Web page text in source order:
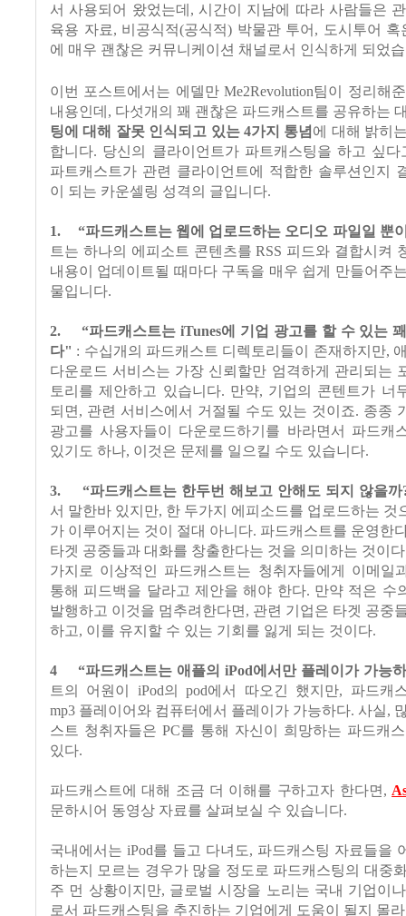
서 사용되어 왔었는데, 시간이 지남에 따라 사람들은
육용 자료, 비공식적(공식적) 박물관 투어, 도시투어
에 매우 괜찮은 커뮤니케이션 채널로서 인식하게 되었
이번 포스트에서는 에델만 Me2Revolution팀이 정리해
내용인데, 다섯개의 꽤 괜찮은 파드캐스트를 공유하는
팅에 대해 잘못 인식되고 있는 4가지 통념 에 대해 밝히
합니다. 당신의 클라이언트가 파트캐스팅을 하고 싶
파트캐스트가 관련 클라이언트에 적합한 솔루션인지
이 되는 카운셀링 성격의 글입니다.
1.
“파드캐스트는 웹에 업로드하는 오디오 파일일 뿐
트는 하나의 에피소트 콘텐츠를 RSS 피드와 결합시켜
내용이 업데이트될 때마다 구독을 매우 쉽게 만들어주
물입니다.
2.
“파드캐스트는 iTunes에 기업 광고를 할 수 있는
다" : 수십개의 파드캐스트 디렉토리들이 존재하지만,
다운로드 서비스는 가장 신뢰할만 엄격하게 관리되는
토리를 제안하고 있습니다. 만약, 기업의 콘텐트가 너
되면, 관련 서비스에서 거절될 수도 있는 것이죠. 종종
광고를 사용자들이 다운로드하기를 바라면서 파드캐
있기도 하나, 이것은 문제를 일으킬 수도 있습니다.
3.
“파드캐스트는 한두번 해보고 안해도 되지 않을까
서 말한바 있지만, 한 두가지 에피소드를 업로드하는 것
가 이루어지는 것이 절대 아니다. 파드캐스트를 운영한
타겟 공중들과 대화를 창출한다는 것을 의미하는 것이
가지로 이상적인 파드캐스트는 청취자들에게 이메일
통해 피드백을 달라고 제안을 해야 한다. 만약 적은 수
발행하고 이것을 멈추려한다면, 관련 기업은 타겟 공중
하고, 이를 유지할 수 있는 기회를 잃게 되는 것이다.
4
“파드캐스트는 애플의 iPod에서만 플레이가 가능
트의 어원이 iPod의 pod에서 따오긴 했지만, 파드캐
mp3 플레이어와 컴퓨터에서 플레이가 가능하다. 사실,
스트 청취자들은 PC를 통해 자신이 희망하는 파드캐
있다.
파드캐스트에 대해 조금 더 이해를 구하고자 한다면,
문하시어 동영상 자료를 살펴보실 수 있습니다.
국내에서는 iPod를 들고 다녀도, 파드캐스팅 자료들을
하는지 모르는 경우가 많을 정도로 파드캐스팅의 대중
주 먼 상황이지만, 글로벌 시장을 노리는 국내 기업이
로서 파드캐스팅을 추진하는 기업에게 도움이 될지 몰